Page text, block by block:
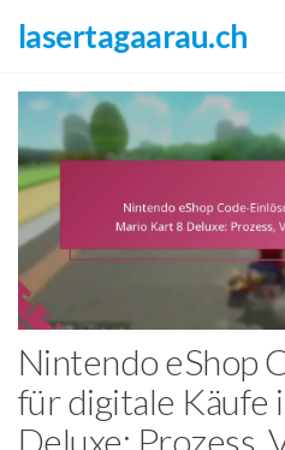
content
lasertagaarau.ch
Nintendo eShop
für digitale Käufe
Deluxe: Prozess,